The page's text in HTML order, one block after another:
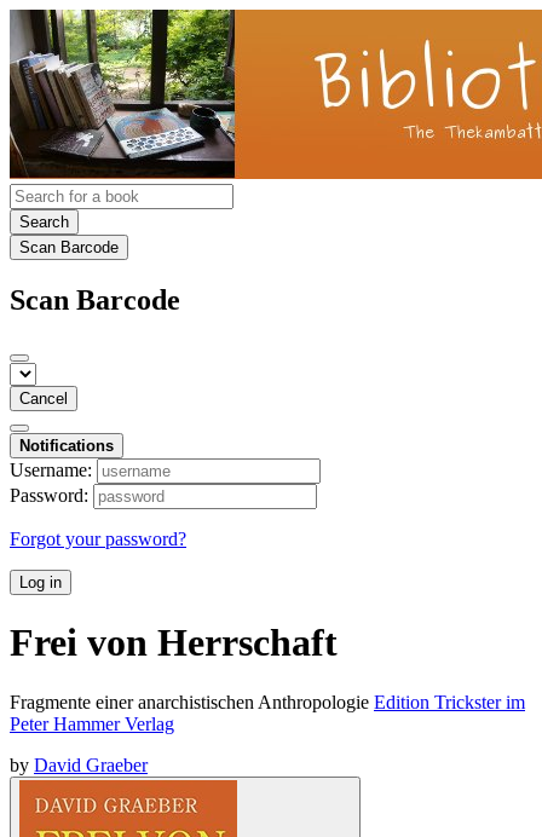
Search
Scan Barcode
Scan Barcode
Cancel
Notifications
Username:
Password:
Forgot your password?
Log in
Frei von Herrschaft
Fragmente einer anarchistischen Anthropologie Edition Trickster im
Peter Hammer Verlag
by David Graeber